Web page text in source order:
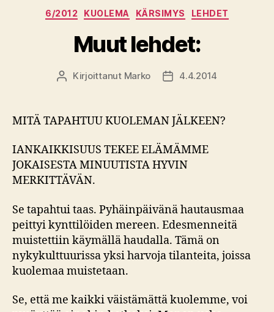
Kategoriat
6/2012 KUOLEMA KÄRSIMYS LEHDET
Muut lehdet:
Kirjoittaja
Kirjoittanut Marko Julkaisupäivämäärä
4.4.2014
MITÄ TAPAHTUU KUOLEMAN JÄLKEEN?
IANKAIKKISUUS TEKEE ELÄMÄMME
JOKAISESTA MINUUTISTA HYVIN
MERKITTÄVÄN.
Se tapahtui taas. Pyhäinpäivänä hautausmaa
peittyi kynttilöiden mereen. Edesmenneitä
muistettiin käymällä haudalla. Tämä on
nykykulttuurissa yksi harvoja tilanteita, joissa
kuolemaa muistetaan.
Se, että me kaikki väistämättä kuolemme, voi